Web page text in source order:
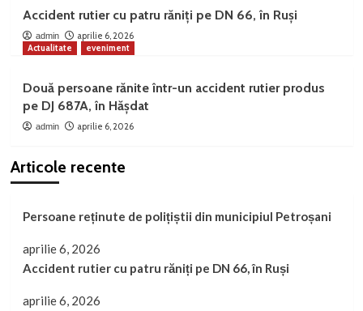
Accident rutier cu patru răniți pe DN 66, în Ruși
admin
aprilie 6, 2026
Actualitate
eveniment
Două persoane rănite într-un accident rutier produs
pe DJ 687A, în Hășdat
admin aprilie 6, 2026
Articole recente
Persoane reținute de polițiștii din municipiul Petroșani
aprilie 6, 2026
Accident rutier cu patru răniți pe DN 66, în Ruși
aprilie 6, 2026